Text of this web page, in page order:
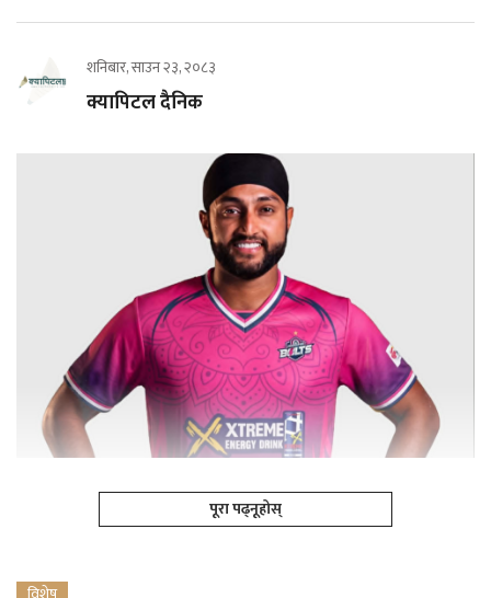
शनिबार, साउन २३, २०८३
क्यापिटल दैनिक
पूरा पढ्नूहोस्